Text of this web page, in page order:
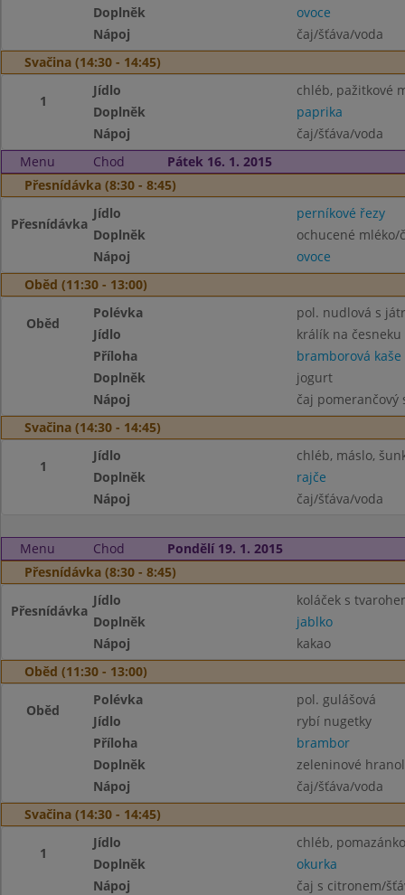
Doplněk
ovoce
Nápoj
čaj/šťáva/voda
Svačina (14:30 - 14:45)
1
Jídlo
chléb, pažitkové
Doplněk
paprika
Nápoj
čaj/šťáva/voda
Menu
Chod
Pátek 16. 1. 2015
Přesnídávka (8:30 - 8:45)
Přesnídávka
Jídlo
perníkové řezy
Doplněk
ochucené mléko/
Nápoj
ovoce
Oběd (11:30 - 13:00)
Oběd
Polévka
pol. nudlová s
Jídlo
králík na česneku
Příloha
bramborová kaše
Doplněk
jogurt
Nápoj
čaj pomerančový
Svačina (14:30 - 14:45)
1
Jídlo
chléb, máslo,
Doplněk
rajče
Nápoj
čaj/šťáva/voda
Menu Chod
Pondělí 19. 1. 2015
Přesnídávka (8:30 - 8:45)
Přesnídávka
Jídlo
koláček s
Doplněk
jablko
Nápoj
kakao
Oběd (11:30 - 13:00)
Oběd
Polévka
pol. gulášová
Jídlo
rybí nugetky
Příloha
brambor
Doplněk
zeleninové
Nápoj
čaj/šťáva/voda
Svačina (14:30 - 14:45)
1
Jídlo
chléb,
Doplněk
okurka
Nápoj
čaj s citronem/